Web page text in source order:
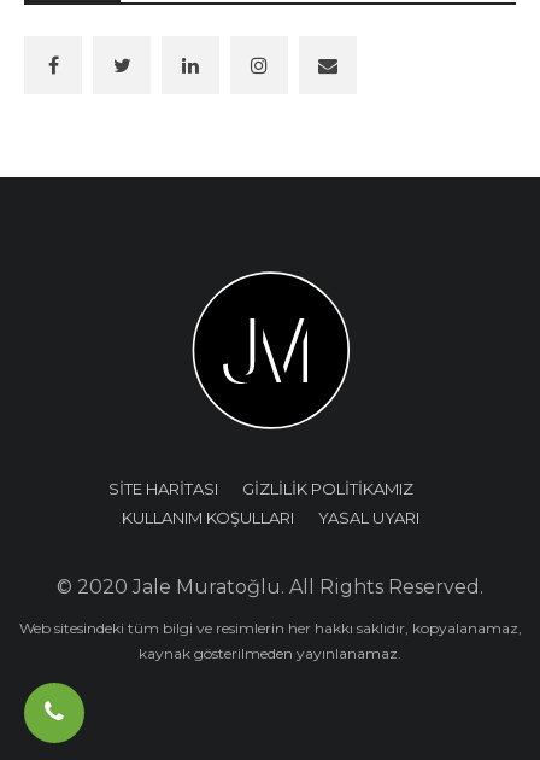
SİTE HARİTASI
GİZLİLİK POLİTİKAMIZ
KULLANIM KOŞULLARI
YASAL UYARI
© 2020 Jale Muratoğlu. All Rights Reserved.
Web sitesindeki tüm bilgi ve resimlerin her hakkı saklıdır, kopyalanamaz,
kaynak gösterilmeden yayınlanamaz.